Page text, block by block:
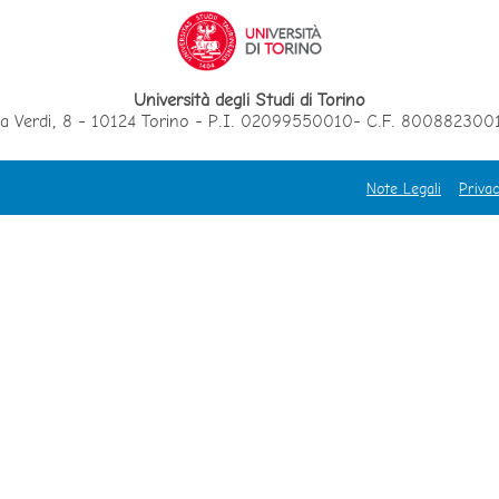
Università degli Studi di Torino
Verdi, 8 - 10124 Torino - P.I. 02099550010- C.F.
Note Legali